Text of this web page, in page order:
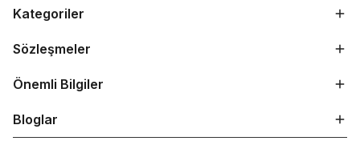
Kategoriler
Sözleşmeler
Önemli Bilgiler
Bloglar